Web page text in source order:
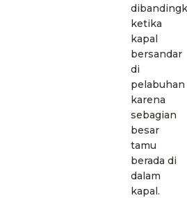
ketika
kapal
bersandar
di
pelabuhan
karena
sebagian
besar
tamu
berada di
dalam
kapal.